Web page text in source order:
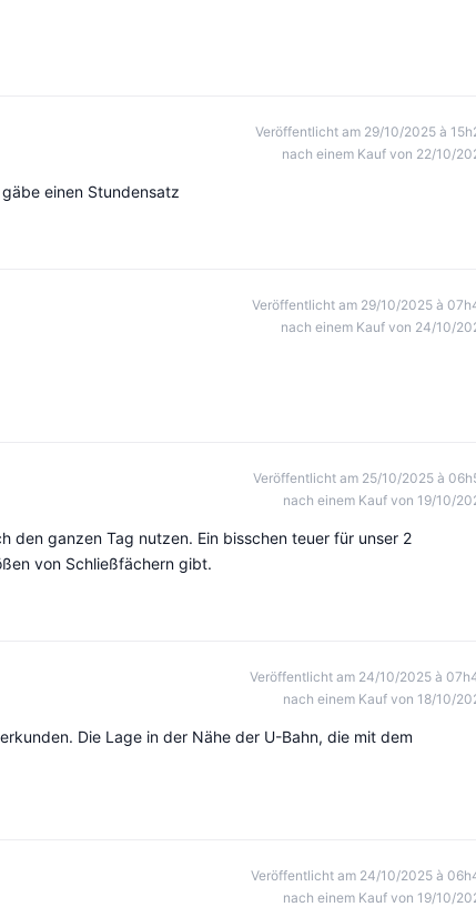
Veröffentlicht am 29/10/2025 à
nach einem Kauf von 22/10/
einen Stundensatz
Veröffentlicht am 29/10/2025 à
nach einem Kauf von 24/10/
Veröffentlicht am 25/10/2025 à
nach einem Kauf von 19/10/
den ganzen Tag nutzen. Ein bisschen teuer für unser 2
von Schließfächern gibt.
Veröffentlicht am 24/10/2025 à
nach einem Kauf von 18/10/
Die Lage in der Nähe der U-Bahn, die mit dem
Veröffentlicht am 24/10/2025 à
nach einem Kauf von 19/10/